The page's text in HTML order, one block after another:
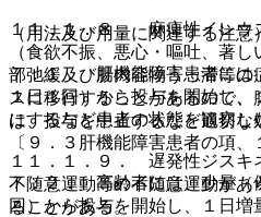
１１．１．８． 麻痺性イレウ
（食欲不振、悪心・嘔吐、著
部弛緩及び腸内容物うっ滞等の
スに移行することがあるので
は、投与を中止するなど適切な
１１．１．９． 遅発性ジスキ
不随意運動等の不随意運動が
ることがある。
（用法及び用量に関連する注意
７．１． 肝機能障害患者には
１日１回）から投与を開始し
にするなど患者の状態を観察し
〔９．３肝機能障害患者の項、
７．２． 高齢者には、少量（
回）から投与を開始し、１日